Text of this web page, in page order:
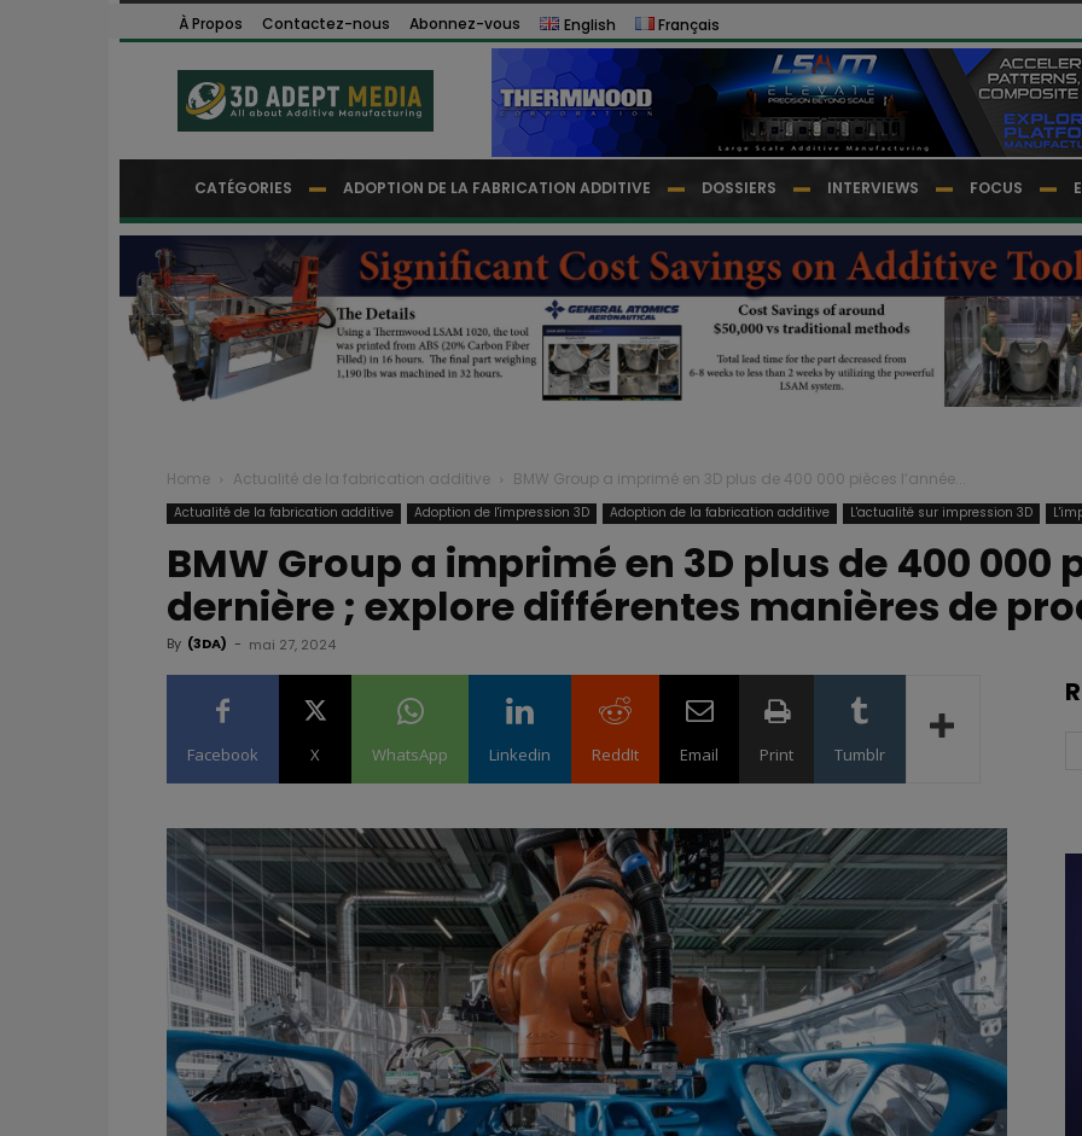
À Propos Contactez-nous Abonnez-vous English Français
CATÉGORIES ADOPTION DE LA FABRICATION ADDITIVE DOSSIERS INTERVIEWS FOCUS
Home Actualité de la fabrication additive BMW Group a imprimé en 3D plus de 400 000 pièces l’année...
Actualité de la fabrication additive Adoption de l'impression 3D Adoption de la fabrication additive L'actualité sur impression 3D
BMW Group a imprimé en 3D plus de 400 000
dernière ; explore différentes manières de
By (3DA) - mai 27, 2024
Facebook X WhatsApp Linkedin ReddIt Email Print Tumblr